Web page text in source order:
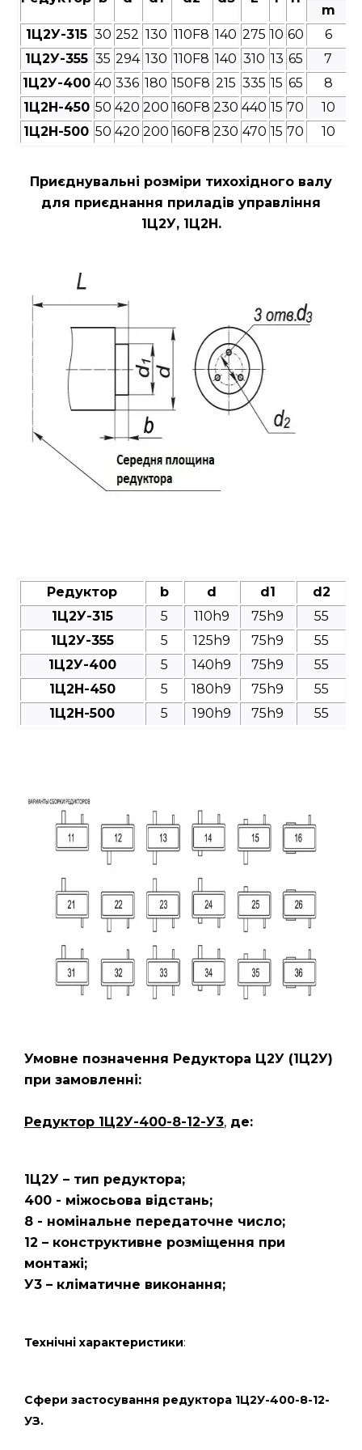
m
1Ц2У-315 30 252 130 110F8 140 275 10 60
6
1Ц2У-355 35 294 130 110F8 140 310 13 65
7
1Ц2У-400 40 336 180 150F8 215 335 15 65
8
1Ц2Н-450 50 420 200 160F8 230 440 15 70
10
1Ц2Н-500 50 420 200 160F8 230 470 15 70 10
Приєднувальні розміри тихохідного валу
для приєднання приладів управління
1Ц2У, 1Ц2Н.
Редуктор b d d1
d2
1Ц2У-315
5 110h9 75h9
55
1Ц2У-355
5 125h9 75h9
55
1Ц2У-400
5 140h9 75h9
55
1Ц2Н-450
5 180h9 75h9
55
1Ц2Н-500
5 190h9 75h9 55
Умовне позначення Редуктора Ц2У (1Ц2У)
при замовленні:
Редуктор 1Ц2У-400-8-12-У3, де:
1Ц2У – тип редуктора;
400 - міжосьова відстань;
8 - номінальне передаточне число;
12 – конструктивне розміщення при
монтажі;
У3 – кліматичне виконання;
Технічні характеристики:
Сфери застосування редуктора 1Ц2У-400-8-12-
УЗ.